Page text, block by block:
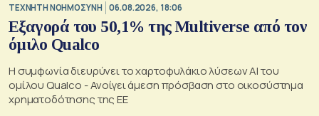
TΕΧΝΗΤΗ ΝΟΗΜΟΣΥΝΗ 06.08.2026, 18:06
Εξαγορά του 50,1% της Multiverse από τον
όμιλο Qualco
Η συμφωνία διευρύνει το χαρτοφυλάκιο λύσεων ΑΙ του
ομίλου Qualco - Ανοίγει άμεση πρόσβαση στο οικοσύστημα
χρηματοδότησης της ΕΕ